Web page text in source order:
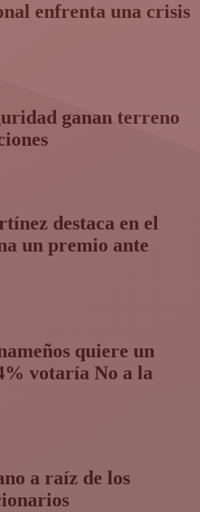
enfrenta una crisis
ganan terreno
destaca en el
un premio ante
quiere un
votaría No a la
a raíz de los